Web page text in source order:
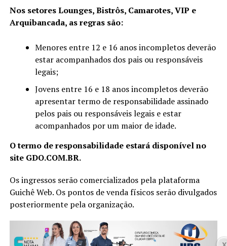
Nos setores Lounges, Bistrôs, Camarotes, VIP e
Arquibancada, as regras são:
Menores entre 12 e 16 anos incompletos deverão
estar acompanhados dos pais ou responsáveis
legais;
Jovens entre 16 e 18 anos incompletos deverão
apresentar termo de responsabilidade assinado
pelos pais ou responsáveis legais e estar
acompanhados por um maior de idade.
O termo de responsabilidade estará disponível no
site GDO.COM.BR.
Os ingressos serão comercializados pela plataforma
Guichê Web. Os pontos de venda físicos serão divulgados
posteriormente pela organização.